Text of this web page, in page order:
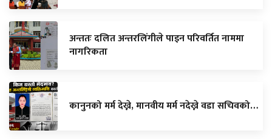
अन्ततः दलित अन्तरलिंगीले पाइन परिवर्तित नाममा
नागरिकता
कानुनको मर्म देख्ने, मानवीय मर्म नदेख्ने वडा सचिवको…